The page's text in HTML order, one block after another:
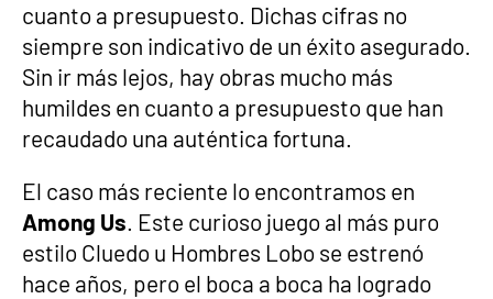
cuanto a presupuesto. Dichas cifras no
siempre son indicativo de un éxito asegurado.
Sin ir más lejos, hay obras mucho más
humildes en cuanto a presupuesto que han
recaudado una auténtica fortuna.
El caso más reciente lo encontramos en
Among Us. Este curioso juego al más puro
estilo Cluedo u Hombres Lobo se estrenó
hace años, pero el boca a boca ha logrado